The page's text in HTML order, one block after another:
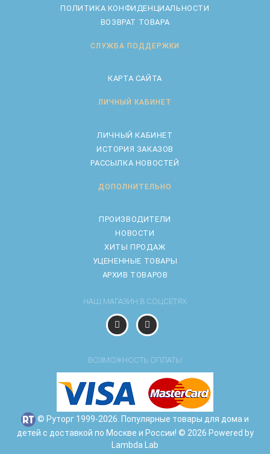
ПОЛИТИКА КОНФИДЕНЦИАЛЬНОСТИ
ВОЗВРАТ ТОВАРА
СЛУЖБА ПОДДЕРЖКИ
КАРТА САЙТА
ЛИЧНЫЙ КАБИНЕТ
ЛИЧНЫЙ КАБИНЕТ
ИСТОРИЯ ЗАКАЗОВ
РАССЫЛКА НОВОСТЕЙ
ДОПОЛНИТЕЛЬНО
ПРОИЗВОДИТЕЛИ
НОВОСТИ
ХИТЫ ПРОДАЖ
УЦЕНЕННЫЕ ТОВАРЫ
АРХИВ ТОВАРОВ
НАШ МАГАЗИН В СОЦСЕТЯХ
ВОЗМОЖНОСТЬ ОПЛАТЫ
© Руторг 1999-2026. Популярные товары для дома и
детей с доставкой по Москве и России! © 2026 Powered by
Lambda Lab